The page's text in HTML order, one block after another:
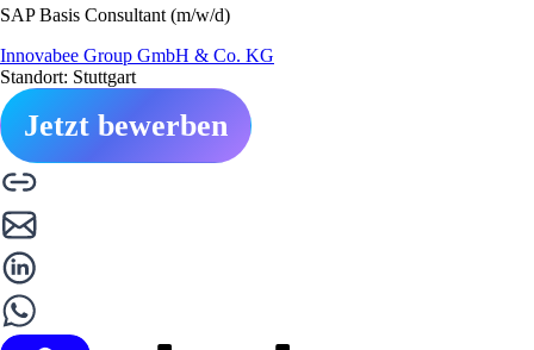
SAP Basis Consultant (m/w/d)
Innovabee Group GmbH & Co. KG
Standort: Stuttgart
Jetzt bewerben